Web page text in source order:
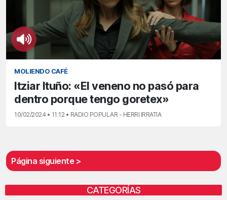
MOLIENDO CAFÉ
Itziar Ituño: «El veneno no pasó para
dentro porque tengo goretex»
10/02/2024 • 11:12 • RADIO POPULAR - HERRI IRRATIA
Página siguiente >
CATEGORÍAS